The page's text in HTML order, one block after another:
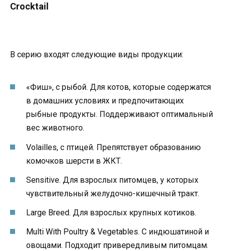
Crocktail
В серию входят следующие виды продукции:
«Фиш», с рыбой. Для котов, которые содержатся
в домашних условиях и предпочитающих
рыбные продукты. Поддерживают оптимальный
вес животного.
Volailles, с птицей. Препятствует образованию
комочков шерсти в ЖКТ.
Sensitive. Для взрослых питомцев, у которых
чувствительный желудочно-кишечный тракт.
Large Breed. Для взрослых крупных котиков.
Multi With Poultry & Vegetables. С индюшатиной и
овощами. Подходит привередливым питомцам.